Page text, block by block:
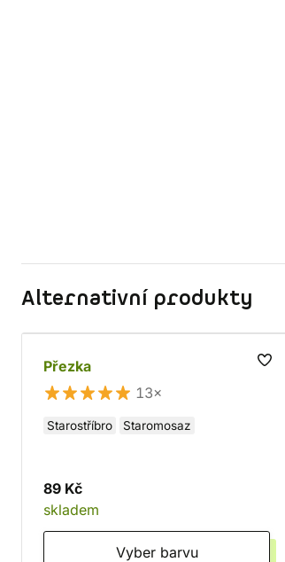
Alternativní produkty
Přezka
13×
Starostříbro Staromosaz
89 Kč
skladem
Vyber barvu